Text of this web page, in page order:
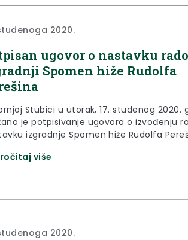
2020.
ugovor o nastavku
Spomen hiže Rudolfa
Stubici u utorak, 17. studenog 2020.
je potpisivanje ugovora o izvođenju
izgradnje Spomen hiže Rudolfa
više
2020.